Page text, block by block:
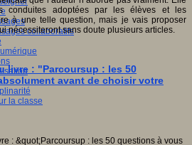
collaboratifs
la classe
conduites adoptées par les élèves et les
à une telle question, mais je vais proposer
nécessiteront sans doute plusieurs articles.
livre : "Parcoursup : les 50
avant de choisir votre